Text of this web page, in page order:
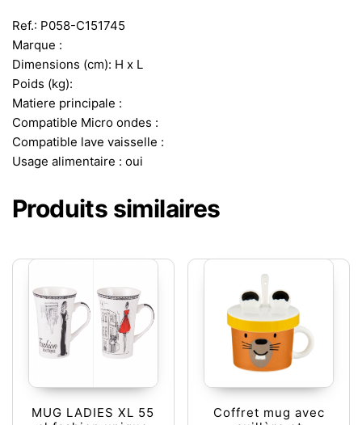
Ref.: P058-C151745
Marque :
Dimensions (cm): H x L
Poids (kg):
Matiere principale :
Compatible Micro ondes :
Compatible lave vaisselle :
Usage alimentaire : oui
Produits similaires
MUG LADIES XL 55
Coffret mug avec